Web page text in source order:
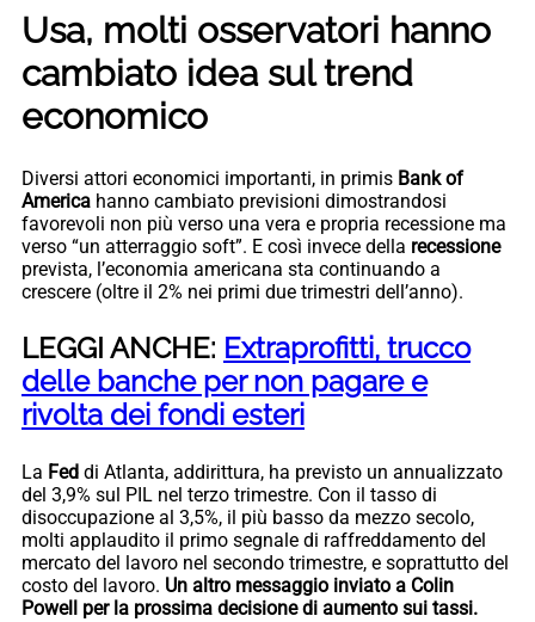
Usa, molti osservatori hanno
cambiato idea sul trend
economico
Diversi attori economici importanti, in primis Bank of
America hanno cambiato previsioni dimostrandosi
favorevoli non più verso una vera e propria recessione ma
verso “un atterraggio soft”. E così invece della recessione
prevista, l’economia americana sta continuando a
crescere (oltre il 2% nei primi due trimestri dell’anno).
LEGGI ANCHE: Extraprofitti, trucco
delle banche per non pagare e
rivolta dei fondi esteri
La Fed di Atlanta, addirittura, ha previsto un annualizzato
del 3,9% sul PIL nel terzo trimestre. Con il tasso di
disoccupazione al 3,5%, il più basso da mezzo secolo,
molti applaudito il primo segnale di raffreddamento del
mercato del lavoro nel secondo trimestre, e soprattutto del
costo del lavoro. Un altro messaggio inviato a Colin
Powell per la prossima decisione di aumento sui tassi.